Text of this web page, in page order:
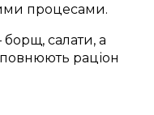
процесами.
салати, а
раціон